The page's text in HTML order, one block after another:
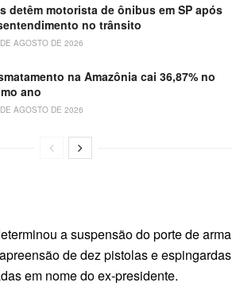
detêm motorista de ônibus em SP após
no trânsito
AGOSTO DE 2026
na Amazônia cai 36,87% no
ano
AGOSTO DE 2026
a suspensão do porte de arma
de dez pistolas e espingardas
em nome do ex-presidente.